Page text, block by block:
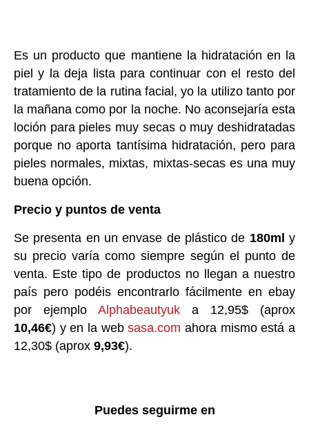
Es un producto que mantiene la hidratación en la
piel y la deja lista para continuar con el resto del
tratamiento de la rutina facial, yo la utilizo tanto por
la mañana como por la noche. No aconsejaría esta
loción para pieles muy secas o muy deshidratadas
porque no aporta tantísima hidratación, pero para
pieles normales, mixtas, mixtas-secas es una muy
buena opción.
Precio y puntos de venta
Se presenta en un envase de plástico de 180mly
su precio varía como siempre según el punto de
venta. Este tipo de productos no llegan a nuestro
país pero podéis encontrarlo fácilmente en ebay
por ejemplo Alphabeautyuk a 12,95$ (aprox
10,46€) y en la websasa.com ahora mismo está a
12,30$ (aprox 9,93€).
Puedes seguirme en